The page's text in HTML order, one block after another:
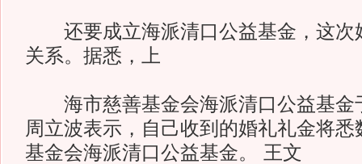
还要成立海派清口公益基金，这次
关系。据悉，上
海市慈善基金会海派清口公益基金
周立波表示，自己收到的婚礼礼金将
基金会海派清口公益基金。 王文